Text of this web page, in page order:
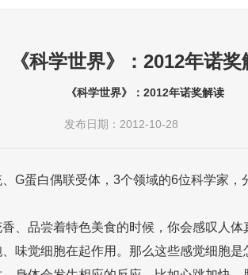
《科学世界》：2012年诺奖
《科学世界》：2012年诺奖解读
发布日期：2012-10-28
蛋白偶联受体，3个领域的6位科学家，
品尝着特色美食的时候，你会感叹人体
味觉细胞在起作用。那么这些感觉细胞